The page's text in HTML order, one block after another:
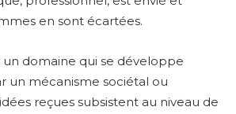
en sont écartées.
domaine qui se développe
un mécanisme sociétal ou
reçues subsistent au niveau de